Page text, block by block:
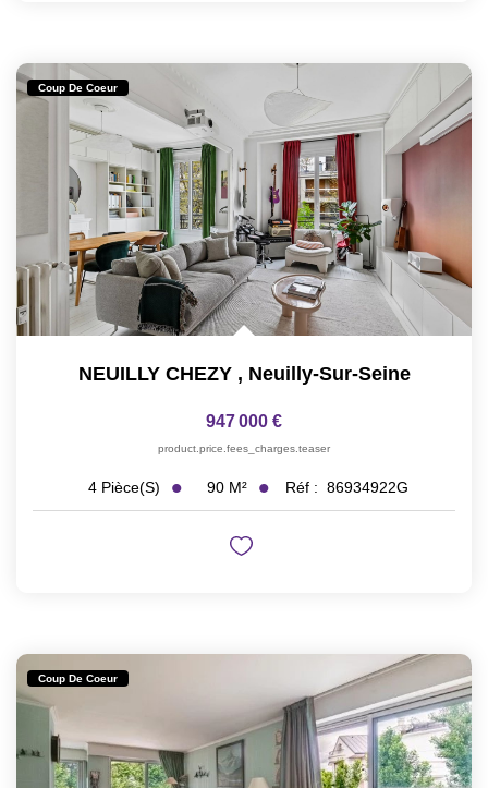
Coup De Coeur
NEUILLY CHEZY , Neuilly-Sur-Seine
947 000 €
product.price.fees_charges.teaser
4 Pièce(s) 90 M² Réf : 86934922G
Coup De Coeur